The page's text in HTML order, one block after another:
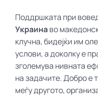
Поддршката при
Украинаво
клучна, бидејќи им
услови, а доколку е
зголемува нивната
на задачите. Добро е
меѓу другото,